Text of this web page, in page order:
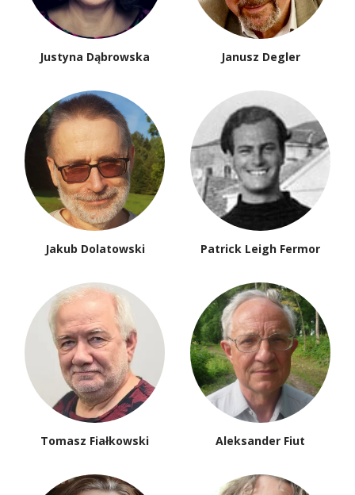
Justyna Dąbrowska Janusz Degler
Jakub Dolatowski Patrick Leigh Fermor
Tomasz Fiałkowski Aleksander Fiut